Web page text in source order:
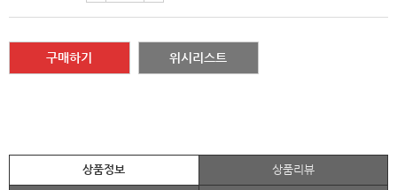
구매하기 위시리스트
상품정보 상품리뷰